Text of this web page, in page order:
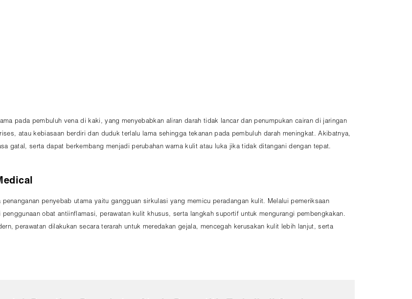
dan individu dengan varises
pada pembuluh vena di kaki, yang menyebabkan aliran darah tidak lancar dan penumpukan cairan di jaringan
atau kebiasaan berdiri dan duduk terlalu lama sehingga tekanan pada pembuluh darah meningkat. Akibatnya,
gatal, serta dapat berkembang menjadi perubahan warna kulit atau luka jika tidak ditangani dengan tepat.
penyebab utama yaitu gangguan sirkulasi yang memicu peradangan kulit. Melalui pemeriksaan
obat antiinflamasi, perawatan kulit khusus, serta langkah suportif untuk mengurangi pembengkakan.
perawatan dilakukan secara terarah untuk meredakan gejala, mencegah kerusakan kulit lebih lanjut, serta